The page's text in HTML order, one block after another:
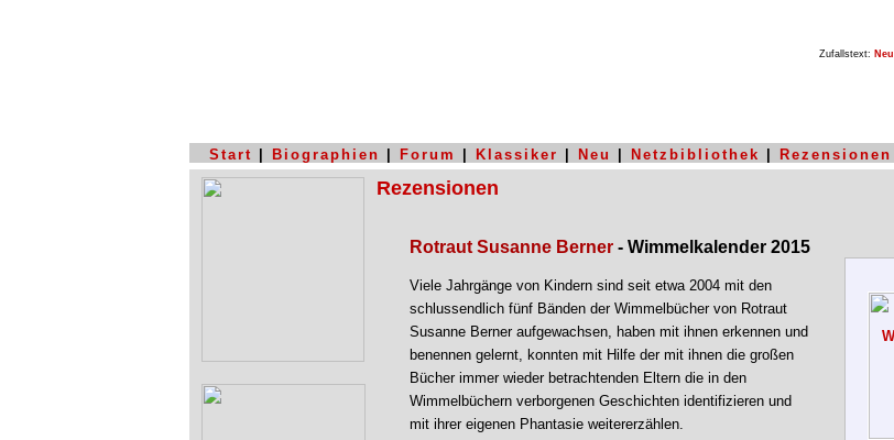
Zufallstext: Neu
Start Biographien Forum Klassiker Neu Netzbibliothek Rezensionen
Rezensionen
Rotraut Susanne Berner - Wimmelkalender 2015
Viele Jahrgänge von Kindern sind seit etwa 2004 mit den
schlussendlich fünf Bänden der Wimmelbücher von Rotraut
Susanne Berner aufgewachsen, haben mit ihnen erkennen und
benennen gelernt, konnten mit Hilfe der mit ihnen die großen
Bücher immer wieder betrachtenden Eltern die in den
Wimmelbüchern verborgenen Geschichten identifizieren und
mit ihrer eigenen Phantasie weitererzählen.